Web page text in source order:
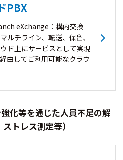
PBX
eXchange：構内交換
ルチライン、転送、保留、
ド上にサービスとして実現
由してご利用可能なクラウ
化等を通じた人員不足の解
トレス測定等）